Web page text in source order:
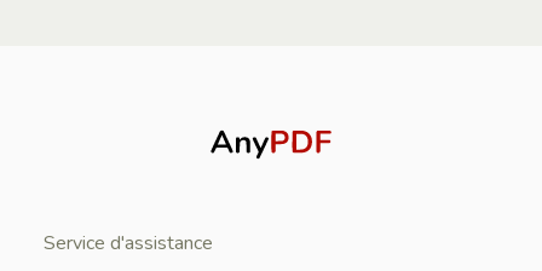
Service d'assistance